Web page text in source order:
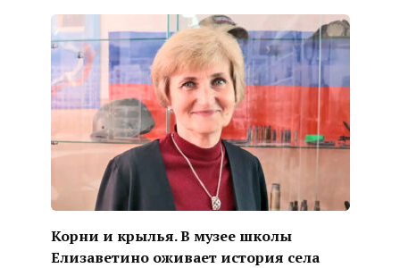
Корни и крылья. В музее школы
Елизаветино оживает история села